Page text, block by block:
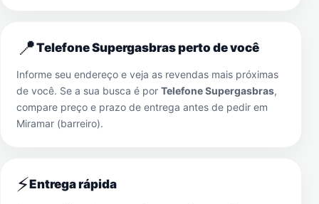
📍Telefone Supergasbras perto de você
Informe seu endereço e veja as revendas mais próximas
de você. Se a sua busca é por Telefone Supergasbras,
compare preço e prazo de entrega antes de pedir em
Miramar (barreiro).
⚡Entrega rápida